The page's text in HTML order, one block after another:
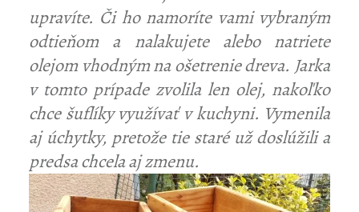
upravíte. Či ho namoríte vami vybraným
odtieňom a nalakujete alebo natriete
olejom vhodným na ošetrenie dreva. Jarka
v tomto prípade zvolila len olej, nakoľko
chce šuflíkyvyužívať v kuchyni. Vymenila
aj úchytky, pretože tie staré už doslúžili a
predsa chcela aj zmenu.